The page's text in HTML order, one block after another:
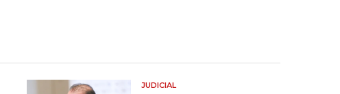
JUDICIAL